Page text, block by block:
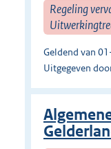
Regeling
Geldend van
Uitgegeven